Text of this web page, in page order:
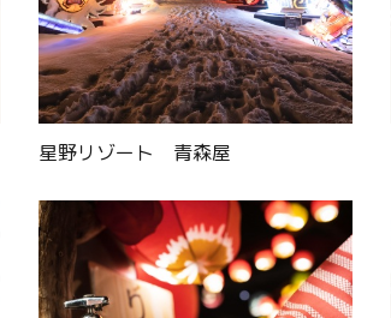
星野リゾート 青森屋